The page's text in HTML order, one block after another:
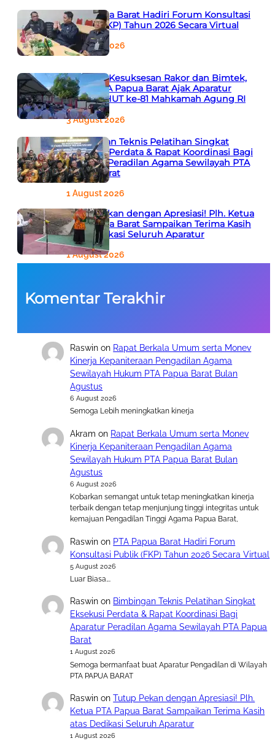
PTA Papua Barat Hadiri Forum Konsultasi
Publik (FKP) Tahun 2026 Secara Virtual
5 August 2026
Apresiasi Kesuksesan Rakor dan Bimtek,
Ketua PTA Papua Barat Ajak Aparatur
Siapkan HUT ke-81 Mahkamah Agung RI
3 August 2026
Bimbingan Teknis Pelatihan Singkat
Eksekusi Perdata & Rapat Koordinasi Bagi
Aparatur Peradilan Agama Sewilayah PTA
Papua Barat
1 August 2026
Tutup Pekan dengan Apresiasi! Plh. Ketua
PTA Papua Barat Sampaikan Terima Kasih
atas Dedikasi Seluruh Aparatur
1 August 2026
Komentar Terakhir
Raswin on Rapat Berkala Umum serta Monev
Kinerja Kepaniteraan Pengadilan Agama
Sewilayah Hukum PTA Papua Barat Bulan
Agustus
6 August 2026
Semoga Lebih meningkatkan kinerja
Akram on Rapat Berkala Umum serta Monev
Kinerja Kepaniteraan Pengadilan Agama
Sewilayah Hukum PTA Papua Barat Bulan
Agustus
6 August 2026
Kobarkan semangat untuk tetap meningkatkan kinerja
terbaik dengan tetap menjunjung tinggi integritas untuk
kemajuan Pengadilan Tinggi Agama Papua Barat,
Raswin on PTA Papua Barat Hadiri Forum
Konsultasi Publik (FKP) Tahun 2026 Secara Virtual
5 August 2026
Luar Biasa….
Raswin on Bimbingan Teknis Pelatihan Singkat
Eksekusi Perdata & Rapat Koordinasi Bagi
Aparatur Peradilan Agama Sewilayah PTA Papua
Barat
1 August 2026
Semoga bermanfaat buat Aparatur Pengadilan di Wilayah
PTA PAPUA BARAT
Raswin onTutup Pekan dengan Apresiasi! Plh.
Ketua PTA Papua Barat Sampaikan Terima Kasih
atas Dedikasi Seluruh Aparatur
1 August 2026